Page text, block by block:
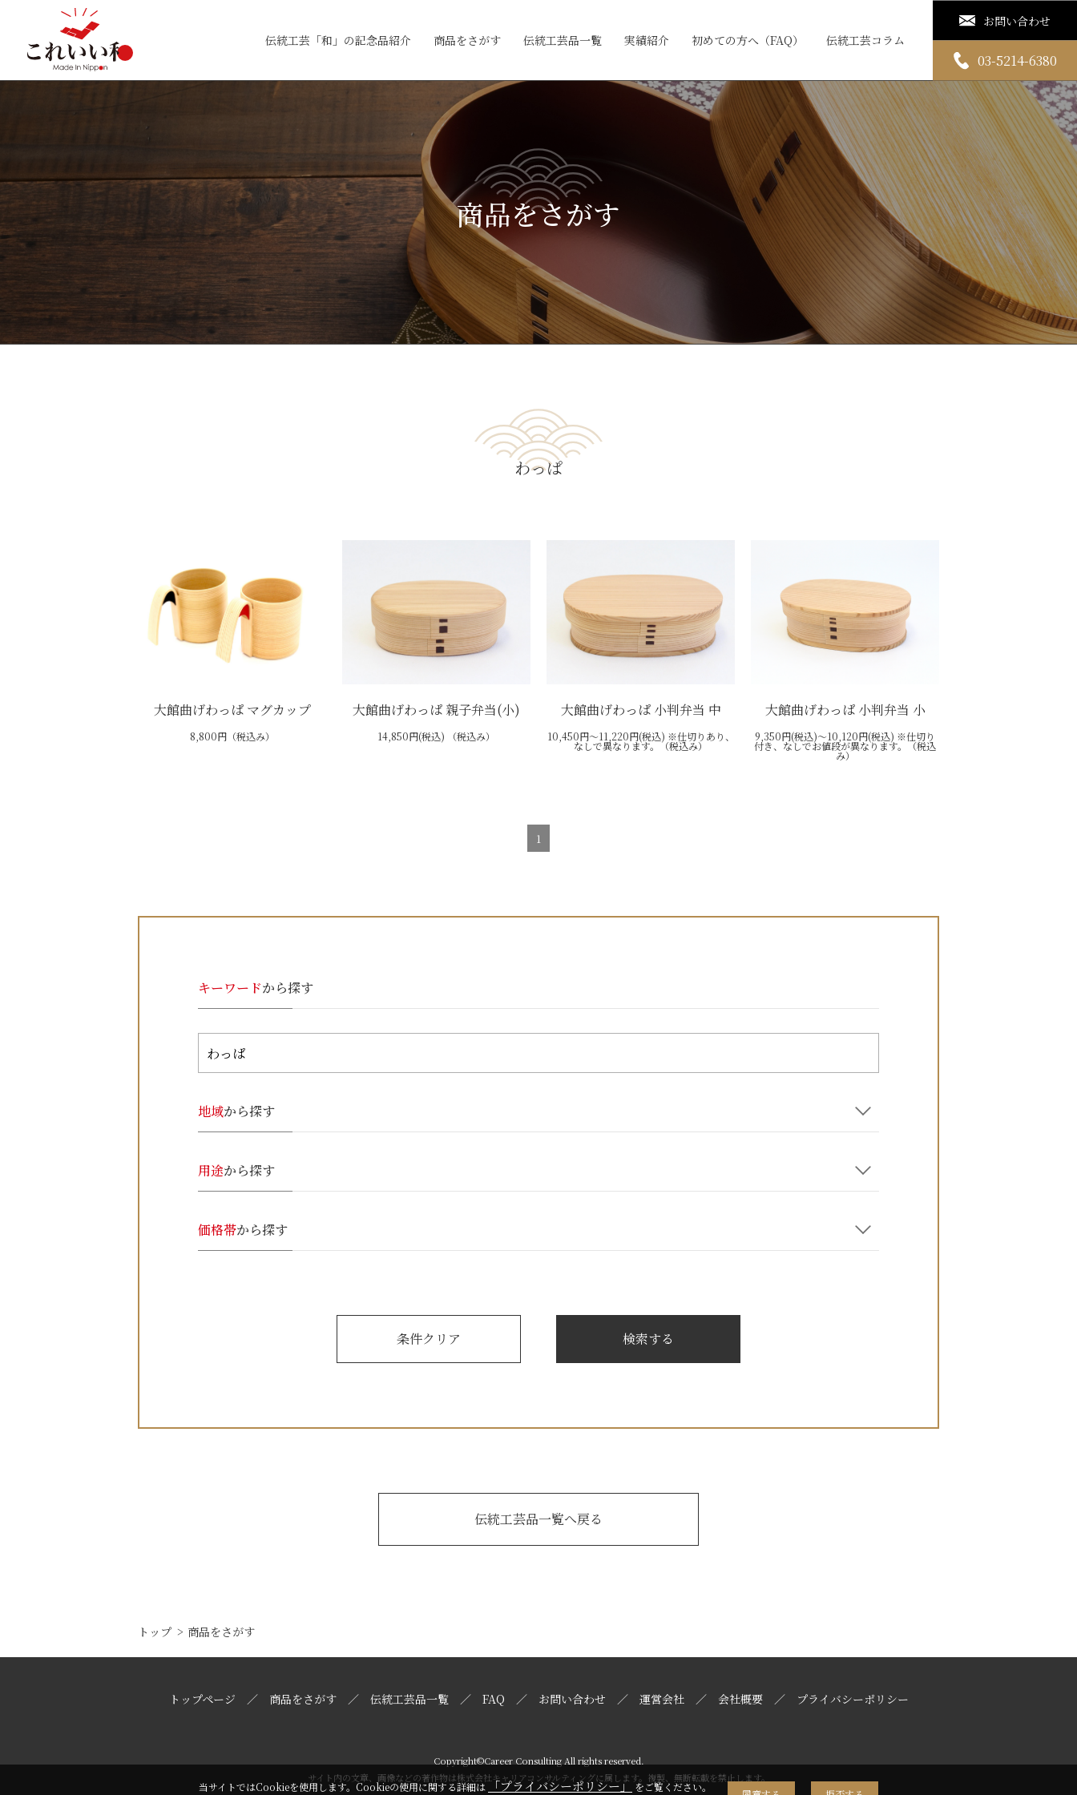
伝統工芸「和」の記念品紹介 商品をさがす 伝統工芸品一覧 実績紹介 初めての方へ（FAQ） 伝統工芸コラム
お問い合わせ
03-5214-6380
商品をさがす
わっぱ
大館曲げわっぱ マグカップ
8,800円（税込み）
大館曲げわっぱ 親子弁当(小)
14,850円(税込) （税込み）
大館曲げわっぱ 小判弁当 中
10,450円～11,220円(税込) ※仕切りあり、
なしで異なります。（税込み）
大館曲げわっぱ 小判弁当 小
9,350円(税込)～10,120円(税込) ※仕切り
付き、なしでお値段が異なります。（税込
み）
1
キーワードから探す
地域から探す
用途から探す
価格帯から探す
伝統工芸品一覧へ戻る
トップ 商品をさがす
トップページ 商品をさがす 伝統工芸品一覧 FAQ お問い合わせ 運営会社 会社概要 プライバシーポリシー
Copyright©Career Consulting All rights reserved.
サイト内の文章、画像などの著作物は株式会社キャリアコンサルティングに属します。複製、無断転載を禁止します。
当サイトではCookieを使用します。Cookieの使用に関する詳細は「プライバシーポリシー」 をご覧ください。